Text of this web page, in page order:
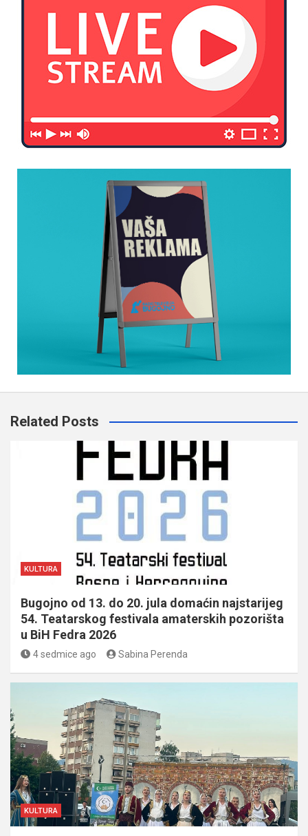
Related Posts
KULTURA
Bugojno od 13. do 20. jula domaćin najstarijeg
54. Teatarskog festivala amaterskih pozorišta
u BiH Fedra 2026
4 sedmice ago Sabina Perenda
KULTURA